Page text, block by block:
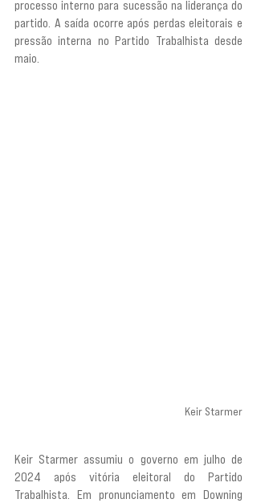
processo interno para sucessão na liderança do
partido. A saída ocorre após perdas eleitorais e
pressão interna no Partido Trabalhista desde
maio.
Keir Starmer
Keir Starmer assumiu o governo em julho de
2024 após vitória eleitoral do Partido
Trabalhista. Em pronunciamento em Downing